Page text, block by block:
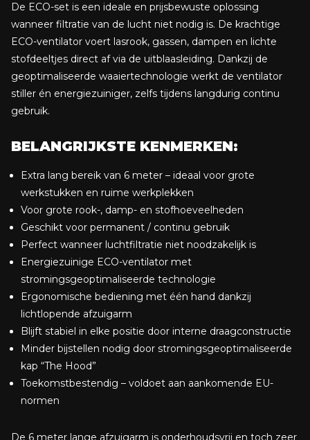
De ECO-set is een ideale en prijsbewuste oplossing
wanneer filtratie van de lucht niet nodig is. De krachtige
ECO-ventilator voert lasrook, gassen, dampen en lichte
stofdeeltjes direct af via de uitblaasleiding. Dankzij de
geoptimaliseerde waaiertechnologie werkt de ventilator
stiller én energiezuiniger, zelfs tijdens langdurig continu
gebruik.
BELANGRIJKSTE KENMERKEN:
Extra lang bereik van 6 meter – ideaal voor grote
werkstukken en ruime werkplekken
Voor grote rook-, damp- en stofhoeveelheden
Geschikt voor permanent / continu gebruik
Perfect wanneer luchtfiltratie niet noodzakelijk is
Energiezuinige ECO-ventilator met
stromingsgeoptimaliseerde technologie
Ergonomische bediening met één hand dankzij
lichtlopende afzuigarm
Blijft stabiel in elke positie door interne draagconstructie
Minder bijstellen nodig door stromingsgeoptimaliseerde
kap “The Hood”
Toekomstbestendig – voldoet aan aankomende EU-
normen
De 6 meter lange afzuigarm is onderhoudsvrij en toch zeer